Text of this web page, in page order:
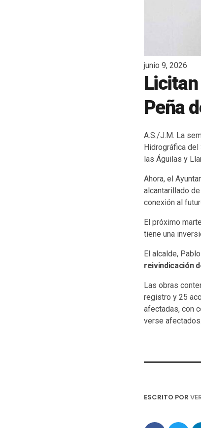
junio 9, 2026
Peña
A.S./J.M. La
Hidrográfica del
las Águilas y
Ahora, el
alcantarillado
conexión al
El próximo
tiene una
El alcalde,
reivindicación
Las obras
registro y 25
afectadas, con
verse afectados.
ESCRITO POR